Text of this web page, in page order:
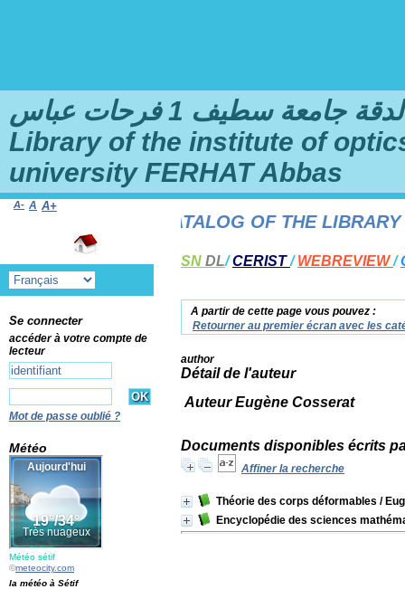
سطيف 1 فرحات عباس
Library of the institute of
university FERHAT Abbas
SN DL/CERIST/WEBREVIEW/
A partir de cette page vous pouvez :
Retourner au premier écran avec les
author
Détail de l'auteur
Auteur Eugène Cosserat
Documents disponibles écrits
Affiner la recherche
Théorie des corps déformables /
Encyclopédie des sciences
THE ONLINE CATALOG OF THE LIBRARY
A- A A+
Se connecter
accéder à votre compte de
lecteur
Mot de passe oublié ?
Météo
Météo sétif
©meteocity.com
la météo à Sétif